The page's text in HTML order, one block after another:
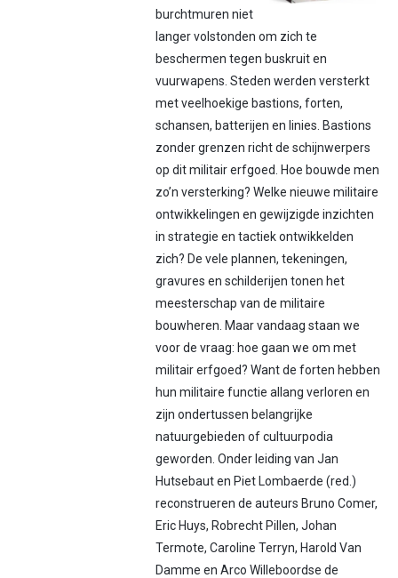
burchtmuren niet
langer volstonden om zich te
beschermen tegen buskruit en
vuurwapens. Steden werden versterkt
met veelhoekige bastions, forten,
schansen, batterijen en linies. Bastions
zonder grenzen richt de schijnwerpers
op dit militair erfgoed. Hoe bouwde men
zo’n versterking? Welke nieuwe militaire
ontwikkelingen en gewijzigde inzichten
in strategie en tactiek ontwikkelden
zich? De vele plannen, tekeningen,
gravures en schilderijen tonen het
meesterschap van de militaire
bouwheren. Maar vandaag staan we
voor de vraag: hoe gaan we om met
militair erfgoed? Want de forten hebben
hun militaire functie allang verloren en
zijn ondertussen belangrijke
natuurgebieden of cultuurpodia
geworden. Onder leiding van Jan
Hutsebaut en Piet Lombaerde (red.)
reconstrueren de auteurs Bruno Comer,
Eric Huys, Robrecht Pillen, Johan
Termote, Caroline Terryn, Harold Van
Damme en Arco Willeboordse de